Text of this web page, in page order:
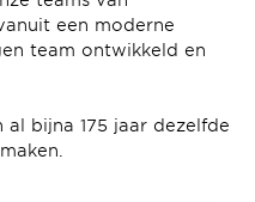
een moderne
team ontwikkeld en
al bijna 175 jaar dezelfde